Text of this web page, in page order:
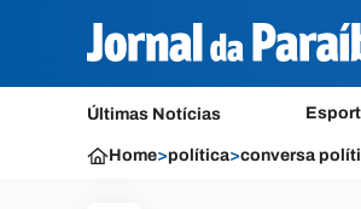
Últimas Notícias
Home>política>conversa